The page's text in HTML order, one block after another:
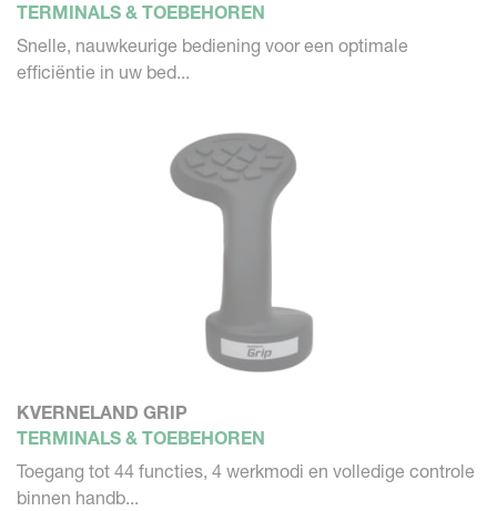
TERMINALS & TOEBEHOREN
Snelle, nauwkeurige bediening voor een optimale
efficiëntie in uw bed...
KVERNELAND GRIP
TERMINALS & TOEBEHOREN
Toegang tot 44 functies, 4 werkmodi en volledige controle
binnen handb...